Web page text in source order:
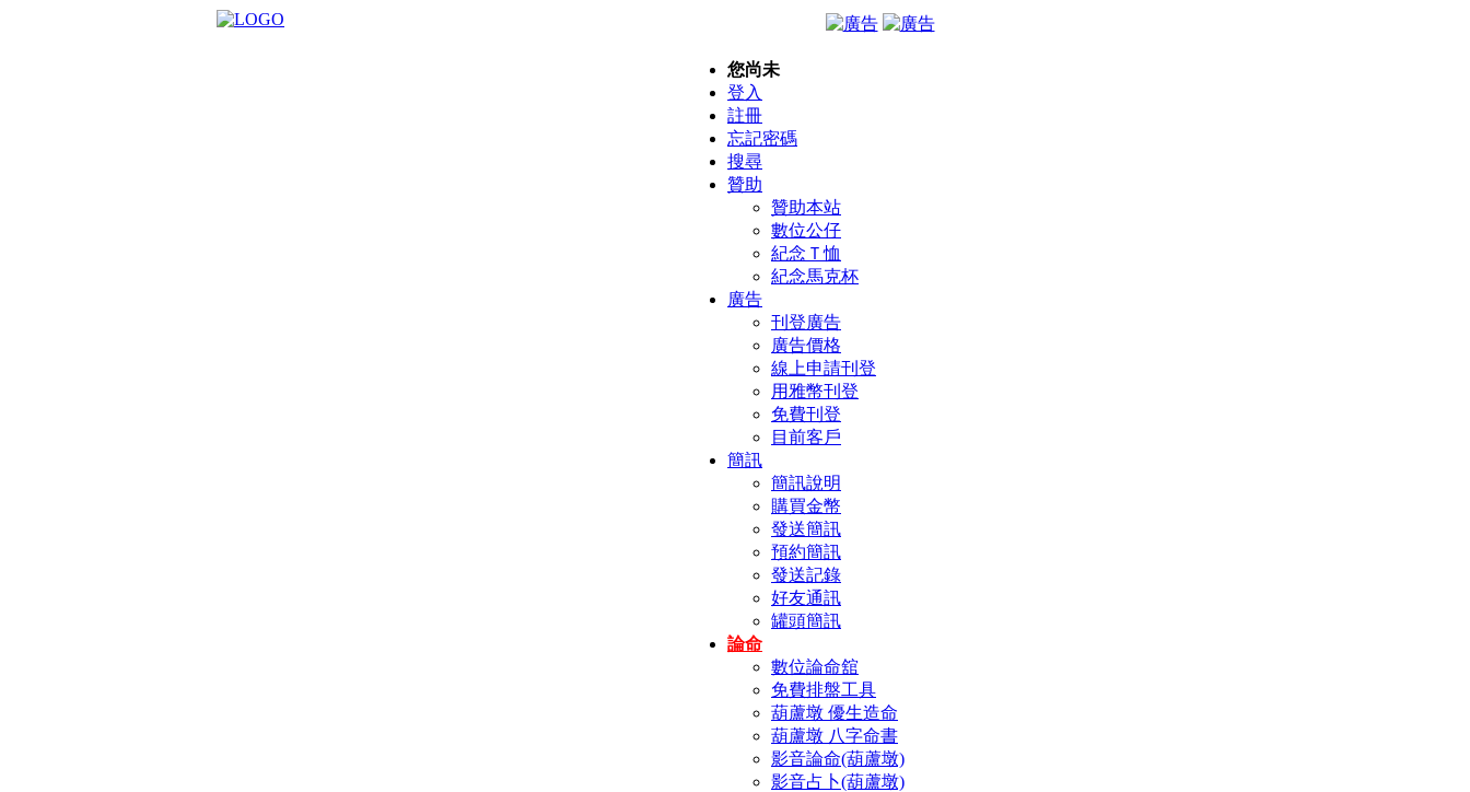
您尚未
登入
註冊
忘記密碼
搜尋
贊助
贊助本站
數位公仔
紀念Ｔ恤
紀念馬克杯
廣告
刊登廣告
廣告價格
線上申請刊登
用雅幣刊登
免費刊登
目前客戶
簡訊
簡訊說明
購買金幣
發送簡訊
預約簡訊
發送記錄
好友通訊
罐頭簡訊
論命
數位論命舘
免費排盤工具
葫蘆墩 優生造命
葫蘆墩 八字命書
影音論命(葫蘆墩)
影音占卜(葫蘆墩)